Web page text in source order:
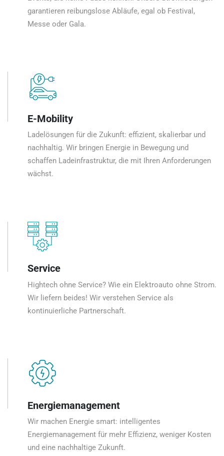
garantieren reibungslose Abläufe, egal ob Festival,
Messe oder Gala.
E-Mobility
Ladelösungen für die Zukunft: effizient, skalierbar und
nachhaltig. Wir bringen Energie in Bewegung und
schaffen Ladeinfrastruktur, die mit Ihren Anforderungen
wächst.
Service
Hightech ohne Service? Wie ein Elektroauto ohne Strom.
Wir liefern beides! Wir verstehen Service als
kontinuierliche Partnerschaft.
Energiemanagement
Wir machen Energie smart: intelligentes
Energiemanagement für mehr Effizienz, weniger Kosten
und eine nachhaltige Zukunft.